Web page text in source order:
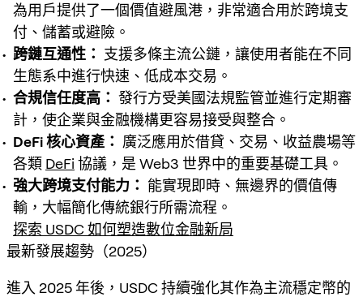
為用戶提供了一個價值避風港，非常適合用於跨境支
付、儲蓄或避險。
跨鏈互通性： 支援多條主流公鏈，讓使用者能在不同
生態系中進行快速、低成本交易。
合規信任度高： 發行方受美國法規監管並進行定期審
計，使企業與金融機構更容易接受與整合。
DeFi 核心資產： 廣泛應用於借貸、交易、收益農場等
各類 DeFi 協議，是 Web3 世界中的重要基礎工具。
強大跨境支付能力： 能實現即時、無邊界的價值傳
輸，大幅簡化傳統銀行所需流程。
探索 USDC 如何塑造數位金融新局
最新發展趨勢（2025）
進入 2025 年後，USDC 持續強化其作為主流穩定幣的